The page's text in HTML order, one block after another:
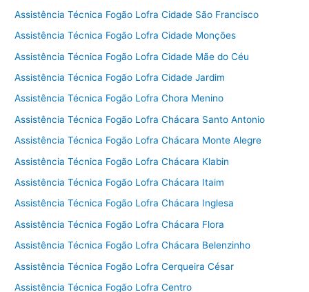
Assistência Técnica Fogão Lofra Cidade São Francisco
Assistência Técnica Fogão Lofra Cidade Monções
Assistência Técnica Fogão Lofra Cidade Mãe do Céu
Assistência Técnica Fogão Lofra Cidade Jardim
Assistência Técnica Fogão Lofra Chora Menino
Assistência Técnica Fogão Lofra Chácara Santo Antonio
Assistência Técnica Fogão Lofra Chácara Monte Alegre
Assistência Técnica Fogão Lofra Chácara Klabin
Assistência Técnica Fogão Lofra Chácara Itaim
Assistência Técnica Fogão Lofra Chácara Inglesa
Assistência Técnica Fogão Lofra Chácara Flora
Assistência Técnica Fogão Lofra Chácara Belenzinho
Assistência Técnica Fogão Lofra Cerqueira César
Assistência Técnica Fogão Lofra Centro